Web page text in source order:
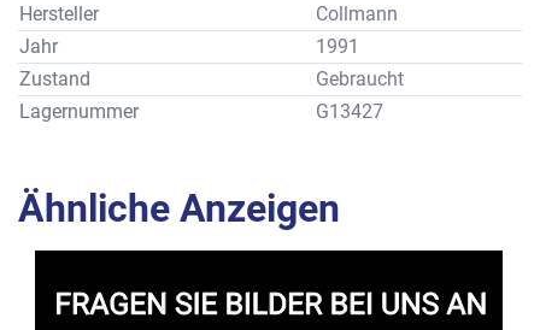
Hersteller
Collmann
Jahr
1991
Zustand
Gebraucht
Lagernummer
G13427
Ähnliche Anzeigen